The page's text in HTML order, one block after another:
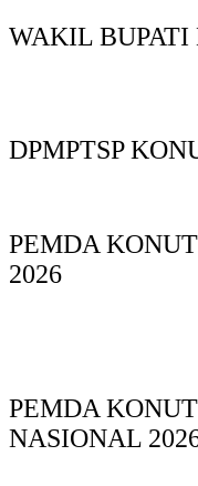
WAKIL BUPATI
DPMPTSP
PEMDA
2026
PEMDA
NASIONAL